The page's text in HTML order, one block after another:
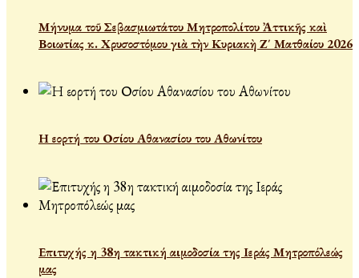
Μήνυμα τοῦ Σεβασμιωτάτου Μητροπολίτου Ἀττικῆς καὶ
Βοιωτίας κ. Χρυσοστόμου γιὰ τὴν Κυριακὴ Ζ΄ Ματθαίου 2026
Η εορτή του Οσίου Αθανασίου του Αθωνίτου
Επιτυχής η 38η τακτική αιμοδοσία της Ιεράς Μητροπόλεώς
μας